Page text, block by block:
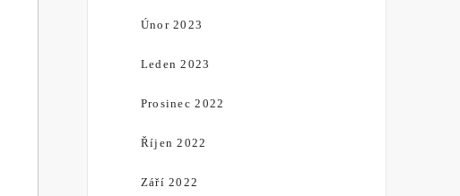
Únor 2023
Leden 2023
Prosinec 2022
Říjen 2022
Září 2022